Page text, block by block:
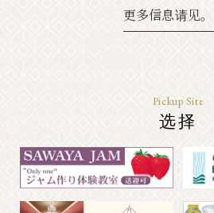
更多信息请见。
Pickup Site
选择